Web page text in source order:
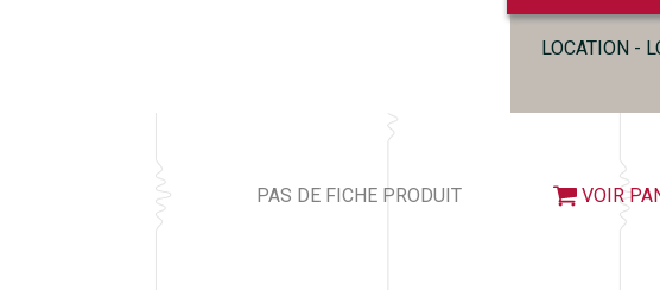
LOCATION -
PAS DE FICHE PRODUIT VOIR